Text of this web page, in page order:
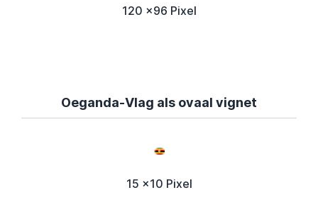
120 x96 Pixel
Oeganda-Vlag als ovaal vignet
15 x10 Pixel